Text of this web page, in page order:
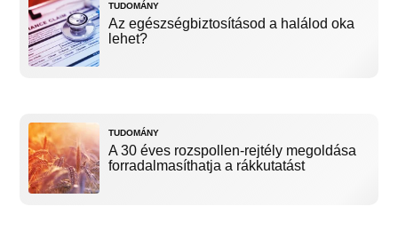
TUDOMÁNY
Az egészségbiztosításod a halálod oka
lehet?
TUDOMÁNY
A 30 éves rozspollen-rejtély megoldása
forradalmasíthatja a rákkutatást